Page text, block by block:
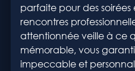
parfaite pour des soirées
rencontres
attentionnée veille à ce
mémorable, vous
impeccable et